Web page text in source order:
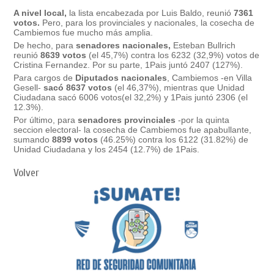
A nivel local, la lista encabezada por Luis Baldo, reunió7361
votos. Pero, para los provinciales y nacionales, la cosecha de
Cambiemos fue mucho más amplia.
De hecho, parasenadores nacionales, Esteban Bullrich
reunió8639 votos (el 45,7%) contra los 6232 (32,9%) votos de
Cristina Fernandez. Por su parte, 1Pais juntó 2407 (127%).
Para cargos de Diputados nacionales , Cambiemos -en Villa
Gesell-sacó 8637 votos (el 46,37%), mientras que Unidad
Ciudadana sacó 6006 votos(el 32,2%) y 1Pais juntó 2306 (el
12.3%).
Por último, parasenadores provinciales -por la quinta
seccion electoral- la cosecha de Cambiemos fue apabullante,
sumando8899 votos (46.25%) contra los 6122 (31.82%) de
Unidad Ciudadana y los 2454 (12.7%) de 1Pais.
Volver